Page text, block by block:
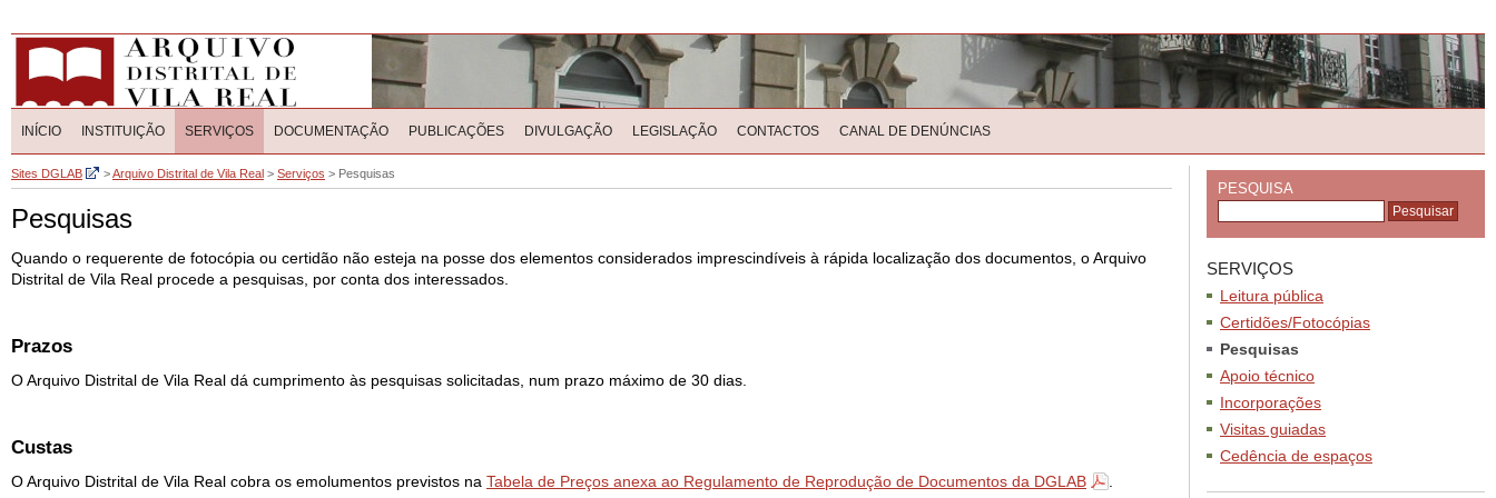
INÍCIO INSTITUIÇÃO SERVIÇOS DOCUMENTAÇÃO PUBLICAÇÕES DIVULGAÇÃO LEGISLAÇÃO CONTACTOS CANAL DE DENÚNCIAS
Sites DGLAB >Arquivo Distrital de Vila Real > Serviços > Pesquisas
Pesquisas
Quando o requerente de fotocópia ou certidão não esteja na posse dos elementos considerados imprescindíveis à rápida localização dos documentos, o Arquivo
Distrital de Vila Real procede a pesquisas, por conta dos interessados.
Prazos
O Arquivo Distrital de Vila Real dá cumprimento às pesquisas solicitadas, num prazo máximo de 30 dias.
Custas
O Arquivo Distrital de Vila Real cobra os emolumentos previstos na Tabela de Preços anexa ao Regulamento de Reprodução de Documentos da DGLAB
PESQUISA
SERVIÇOS
Leitura pública
Certidões/Fotocópias
Pesquisas
Apoio técnico
Incorporações
Visitas guiadas
Cedência de espaços